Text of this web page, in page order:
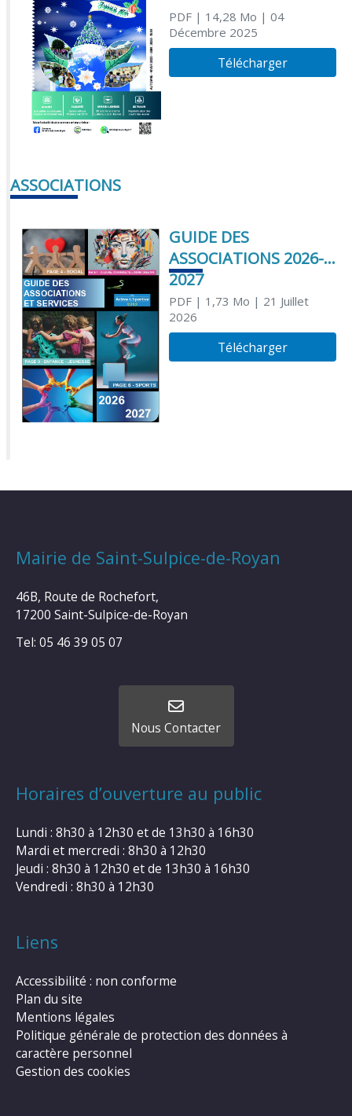
PDF| 14,28 Mo | 04
Décembre 2025
Télécharger
ASSOCIATIONS
GUIDE DES
ASSOCIATIONS 2026-
2027
PDF| 1,73 Mo | 21 Juillet
2026
Télécharger
Mairie de Saint-Sulpice-de-Royan
46B, Route de Rochefort,
17200 Saint-Sulpice-de-Royan
Tel: 05 46 39 05 07
Nous Contacter
Horaires d’ouverture au public
Lundi : 8h30 à 12h30 et de 13h30 à 16h30
Mardi et mercredi : 8h30 à 12h30
Jeudi : 8h30 à 12h30 et de 13h30 à 16h30
Vendredi : 8h30 à 12h30
Liens
Accessibilité : non conforme
Plan du site
Mentions légales
Politique générale de protection des données à
caractère personnel
Gestion des cookies